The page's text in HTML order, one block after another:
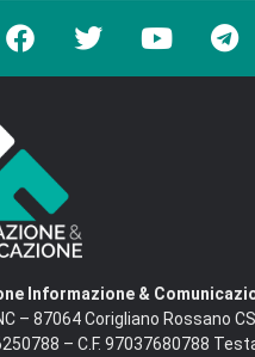
Informazione &
– 87064 Corigliano Rossano CS
– C.F. 97037680788